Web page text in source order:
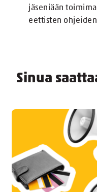
jäseniään
eettisten
Sinua